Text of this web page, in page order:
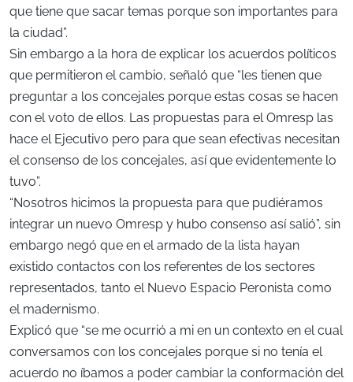
que tiene que sacar temas porque son importantes para
la ciudad”.
Sin embargo a la hora de explicar los acuerdos políticos
que permitieron el cambio, señaló que “les tienen que
preguntar a los concejales porque estas cosas se hacen
con el voto de ellos. Las propuestas para el Omresp las
hace el Ejecutivo pero para que sean efectivas necesitan
el consenso de los concejales, así que evidentemente lo
tuvo”.
“Nosotros hicimos la propuesta para que pudiéramos
integrar un nuevo Omresp y hubo consenso así salió”, sin
embargo negó que en el armado de la lista hayan
existido contactos con los referentes de los sectores
representados, tanto el Nuevo Espacio Peronista como
el madernismo.
Explicó que “se me ocurrió a mi en un contexto en el cual
conversamos con los concejales porque si no tenía el
acuerdo no íbamos a poder cambiar la conformación del